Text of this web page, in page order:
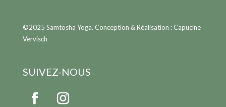
©2025 Samtosha Yoga. Conception & Réalisation : Capucine
Vervisch
SUIVEZ-NOUS